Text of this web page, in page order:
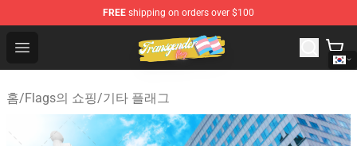
FREE shipping on orders over $100
Open menu
Transgender Flag Store - The Best Transgender Flag
홈/Flags의 쇼핑/기타 플래그